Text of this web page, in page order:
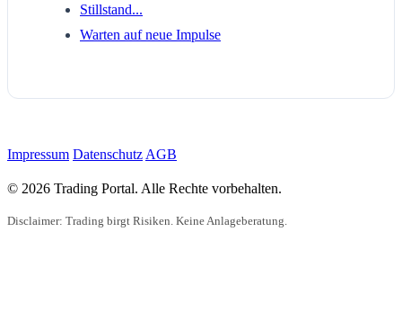
Stillstand...
Warten auf neue Impulse
Impressum Datenschutz AGB
© 2026 Trading Portal. Alle Rechte vorbehalten.
Disclaimer: Trading birgt Risiken. Keine Anlageberatung.